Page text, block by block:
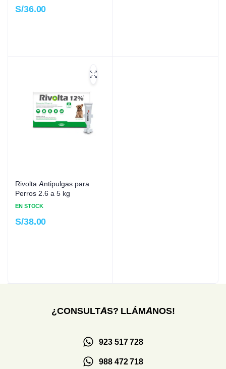
S/36.00
Rivolta Antipulgas para
Perros 2.6 a 5 kg
EN STOCK
S/38.00
¿CONSULTAS? LLÁMANOS!
923 517 728
988 472 718